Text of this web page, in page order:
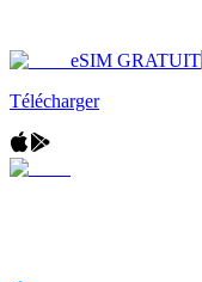
eSIM GRATUIT
Télécharger